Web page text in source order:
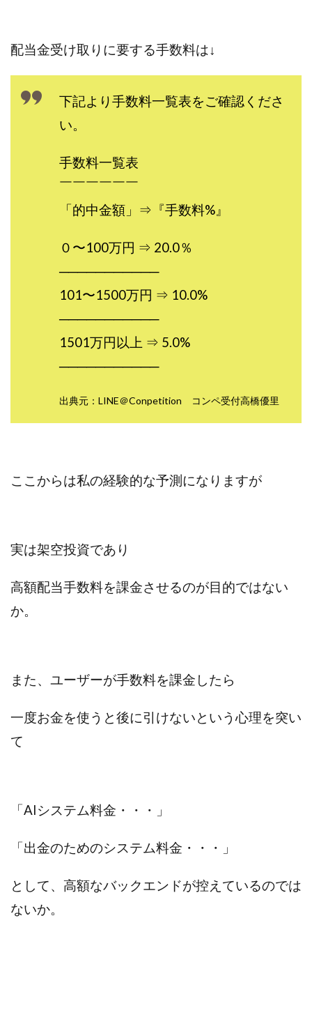
配当金受け取りに要する手数料は↓
下記より手数料一覧表をご確認くださ
い。
手数料一覧表
￣￣￣￣￣￣
「的中金額」⇒『手数料%』
０〜100万円 ⇒ 20.0％
───────────
101〜1500万円 ⇒ 10.0%
───────────
1501万円以上 ⇒ 5.0%
───────────
出典元：LINE＠Conpetition コンペ受付高橋優里
ここからは私の経験的な予測になりますが
実は架空投資であり
高額配当手数料を課金させるのが目的ではない
か。
また、 ユーザーが手数料を課金したら
一度お金を使うと後に引けないという心理を突い
て
「AIシステム料金・・・」
「出金のためのシステム料金・・・」
として、高額なバックエンドが控えているのでは
ないか。